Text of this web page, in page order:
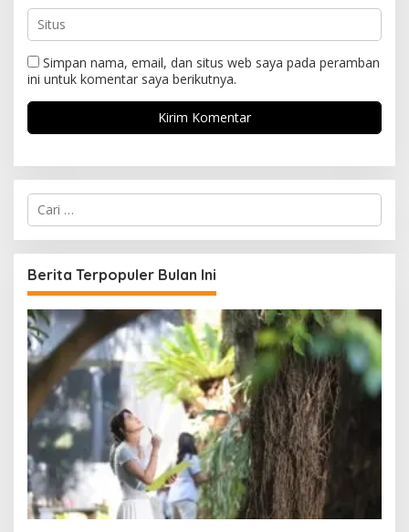
Simpan nama, email, dan situs web saya pada peramban
ini untuk komentar saya berikutnya.
C
i
u
n
t
u
k
:
Berita Terpopuler Bulan Ini